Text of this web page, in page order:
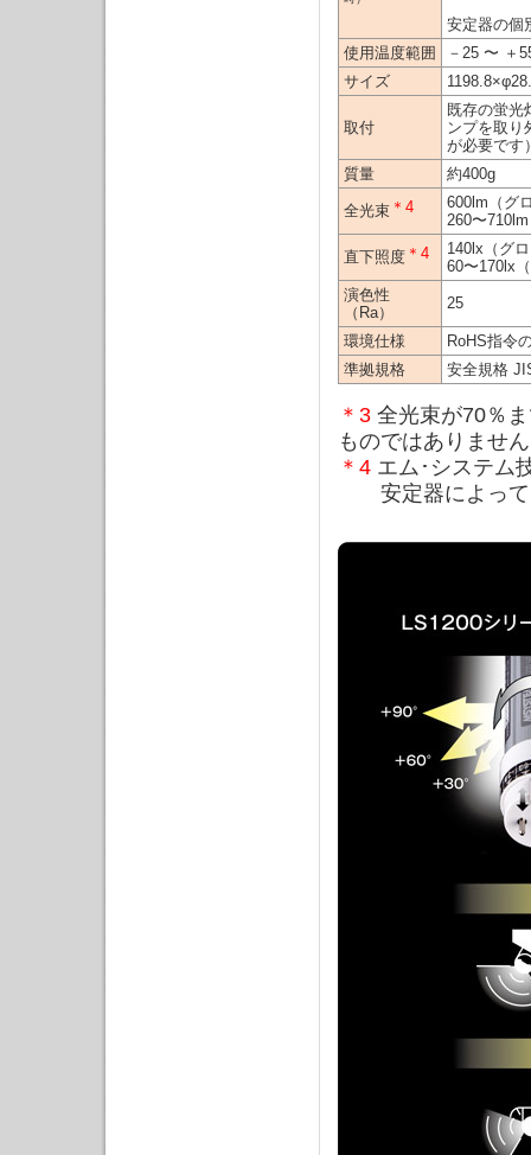
安定器の個
使用温度範囲
－25 〜 ＋
サイズ
取付
既存の蛍光
ンプを取り
が必要です
質量
約400g
全光束 ＊4
600lm（グ
260〜
直下照度 ＊4
140lx（グ
60〜170lx
演色性
（Ra）
25
環境仕様
RoHS指令
準拠規格
安全規格
＊3 全光束が70％
ものではありませ
＊4 エム･システム
安定器によって